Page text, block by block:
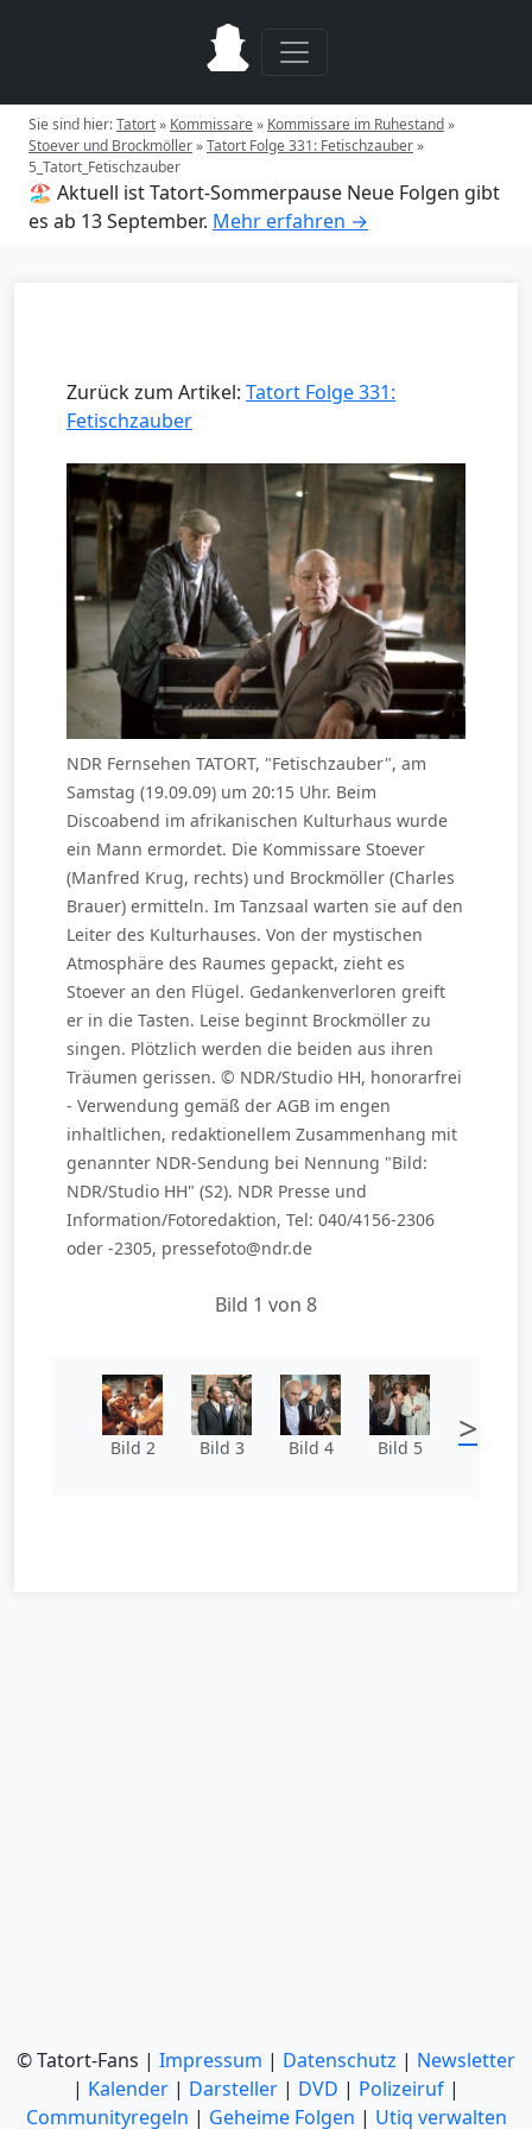
Sie sind hier:Tatort» Kommissare» Kommissare im Ruhestand»
Stoever und Brockmöller»Tatort Folge 331: Fetischzauber»
5_Tatort_Fetischzauber
🏖️ Aktuell ist Tatort-Sommerpause Neue Folgen gibt
es ab 13 September. Mehr erfahren →
Zurück zum Artikel: Tatort Folge 331:
Fetischzauber
NDR Fernsehen TATORT, "Fetischzauber", am
Samstag (19.09.09) um 20:15 Uhr. Beim
Discoabend im afrikanischen Kulturhaus wurde
ein Mann ermordet. Die Kommissare Stoever
(Manfred Krug, rechts) und Brockmöller (Charles
Brauer) ermitteln. Im Tanzsaal warten sie auf den
Leiter des Kulturhauses. Von der mystischen
Atmosphäre des Raumes gepackt, zieht es
Stoever an den Flügel. Gedankenverloren greift
er in die Tasten. Leise beginnt Brockmöller zu
singen. Plötzlich werden die beiden aus ihren
Träumen gerissen. © NDR/Studio HH, honorarfrei
- Verwendung gemäß der AGB im engen
inhaltlichen, redaktionellem Zusammenhang mit
genannter NDR-Sendung bei Nennung "Bild:
NDR/Studio HH" (S2). NDR Presse und
Information/Fotoredaktion, Tel: 040/4156-2306
oder -2305, pressefoto@ndr.de
Bild 1 von 8
Bild 2 Bild 3 Bild 4 Bild 5 >
© Tatort-Fans | Impressum | Datenschutz | Newsletter
| Kalender | Darsteller | DVD | Polizeiruf |
Communityregeln | Geheime Folgen | Utiq verwalten